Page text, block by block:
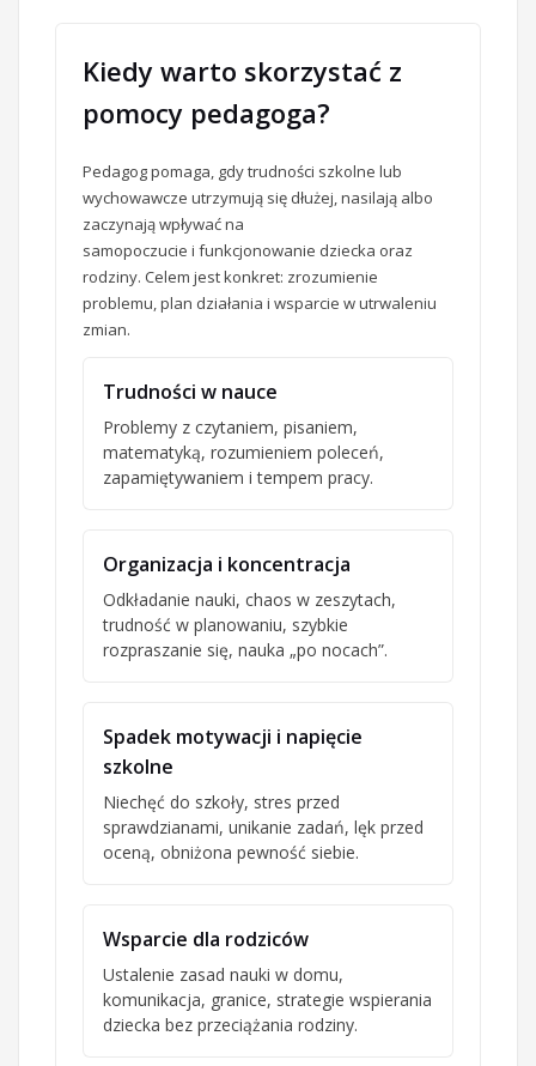
Kiedy warto skorzystać z
pomocy pedagoga?
Pedagog pomaga, gdy trudności szkolne lub
wychowawcze utrzymują się dłużej, nasilają albo
zaczynają wpływać na
samopoczucie i funkcjonowanie dziecka oraz
rodziny. Celem jest konkret: zrozumienie
problemu, plan działania i wsparcie w utrwaleniu
zmian.
Trudności w nauce
Problemy z czytaniem, pisaniem,
matematyką, rozumieniem poleceń,
zapamiętywaniem i tempem pracy.
Organizacja i koncentracja
Odkładanie nauki, chaos w zeszytach,
trudność w planowaniu, szybkie
rozpraszanie się, nauka „po nocach”.
Spadek motywacji i napięcie
szkolne
Niechęć do szkoły, stres przed
sprawdzianami, unikanie zadań, lęk przed
oceną, obniżona pewność siebie.
Wsparcie dla rodziców
Ustalenie zasad nauki w domu,
komunikacja, granice, strategie wspierania
dziecka bez przeciążania rodziny.